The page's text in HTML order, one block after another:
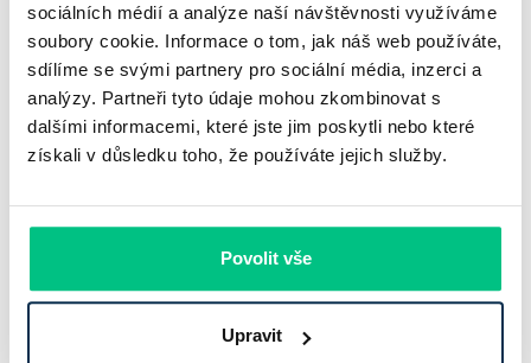
sociálních médií a analýze naší návštěvnosti využíváme
soubory cookie. Informace o tom, jak náš web používáte,
sdílíme se svými partnery pro sociální média, inzerci a
analýzy. Partneři tyto údaje mohou zkombinovat s
dalšími informacemi, které jste jim poskytli nebo které
získali v důsledku toho, že používáte jejich služby.
Povolit vše
Upravit
Komerční banka nabízí docela plastický obrázek dnešního
bankovního trhu. Na jedné straně jí podle zadaného rámce
klesl zisk na 8,5 miliardy korun, na druhé ale dál výrazně
rostly úvěry a…